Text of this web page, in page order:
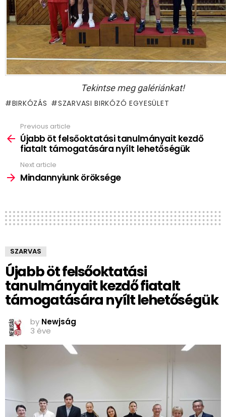
Tekintse meg galériánkat!
BIRKÓZÁS SZARVASI BIRKÓZÓ EGYESÜLET
more
Previous article
Újabb öt felsőoktatási tanulmányait kezdő
fiatalt támogatására nyílt lehetőségük
Next article
Mindannyiunk öröksége
SZARVAS
Újabb öt felsőoktatási
tanulmányait kezdő fiatalt
támogatására nyílt lehetőségük
by Newjság
3 éve